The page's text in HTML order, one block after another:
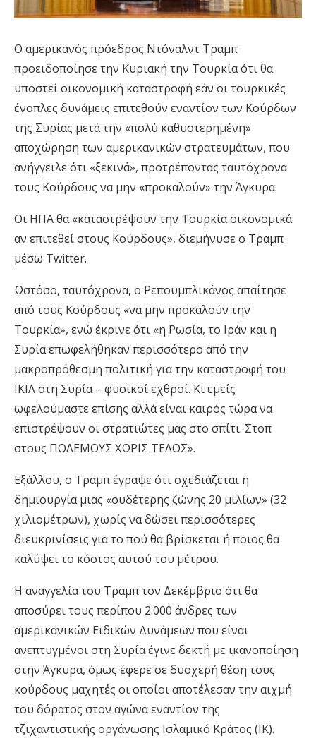
Ο αμερικανός πρόεδρος Ντόναλντ Τραμπ
προειδοποίησε την Κυριακή την Τουρκία ότι θα
υποστεί οικονομική καταστροφή εάν οι τουρκικές
ένοπλες δυνάμεις επιτεθούν εναντίον των Κούρδων
της Συρίας μετά την «πολύ καθυστερημένη»
αποχώρηση των αμερικανικών στρατευμάτων, που
ανήγγειλε ότι «ξεκινά», προτρέποντας ταυτόχρονα
τους Κούρδους να μην «προκαλούν» την Άγκυρα.
Οι ΗΠΑ θα «καταστρέψουν την Τουρκία οικονομικά
αν επιτεθεί στους Κούρδους», διεμήνυσε ο Τραμπ
μέσω Twitter.
Ωστόσο, ταυτόχρονα, ο Ρεπουμπλικάνος απαίτησε
από τους Κούρδους «να μην προκαλούν την
Τουρκία», ενώ έκρινε ότι «η Ρωσία, το Ιράν και η
Συρία επωφελήθηκαν περισσότερο από την
μακροπρόθεσμη πολιτική για την καταστροφή του
ΙΚΙΛ στη Συρία – φυσικοί εχθροί. Κι εμείς
ωφελούμαστε επίσης αλλά είναι καιρός τώρα να
επιστρέψουν οι στρατιώτες μας στο σπίτι. Στοπ
στους ΠΟΛΕΜΟΥΣ ΧΩΡΙΣ ΤΕΛΟΣ».
Εξάλλου, ο Τραμπ έγραψε ότι σχεδιάζεται η
δημιουργία μιας «ουδέτερης ζώνης 20 μιλίων» (32
χιλιομέτρων), χωρίς να δώσει περισσότερες
διευκρινίσεις για το πού θα βρίσκεται ή ποιος θα
καλύψει το κόστος αυτού του μέτρου.
Η αναγγελία του Τραμπ τον Δεκέμβριο ότι θα
αποσύρει τους περίπου 2.000 άνδρες των
αμερικανικών Ειδικών Δυνάμεων που είναι
ανεπτυγμένοι στη Συρία έγινε δεκτή με ικανοποίηση
στην Άγκυρα, όμως έφερε σε δυσχερή θέση τους
κούρδους μαχητές οι οποίοι αποτέλεσαν την αιχμή
του δόρατος στον αγώνα εναντίον της
τζιχαντιστικής οργάνωσης Ισλαμικό Κράτος (ΙΚ).